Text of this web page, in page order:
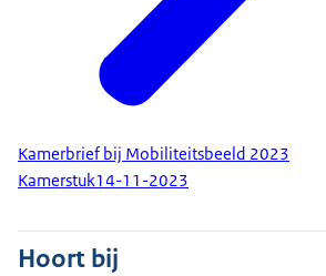
Kamerbrief bij Mobiliteitsbeeld 2023
Kamerstuk14-11-2023
Hoort bij